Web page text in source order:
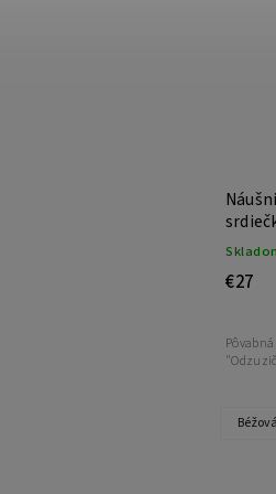
€27
Béžová